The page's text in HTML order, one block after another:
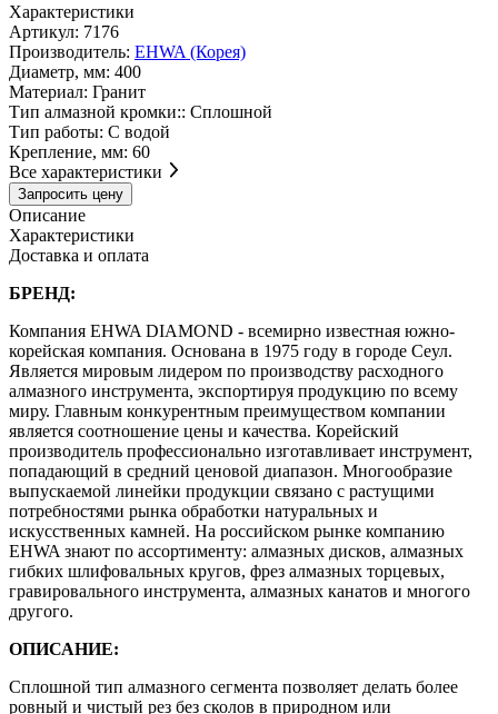
Характеристики
Артикул: 7176
Производитель: EHWA (Корея)
Диаметр, мм: 400
Материал: Гранит
Тип алмазной кромки:: Сплошной
Тип работы: С водой
Крепление, мм: 60
Все характеристики
Запросить цену
Описание
Характеристики
Доставка и оплата
БРЕНД:
Компания EHWA DIAMOND - всемирно известная южно-
корейская компания. Основана в 1975 году в городе Сеул.
Является мировым лидером по производству расходного
алмазного инструмента, экспортируя продукцию по всему
миру. Главным конкурентным преимуществом компании
является соотношение цены и качества. Корейский
производитель профессионально изготавливает инструмент,
попадающий в средний ценовой диапазон. Многообразие
выпускаемой линейки продукции связано с растущими
потребностями рынка обработки натуральных и
искусственных камней. На российском рынке компанию
EHWA знают по ассортименту: алмазных дисков, алмазных
гибких шлифовальных кругов, фрез алмазных торцевых,
гравировального инструмента, алмазных канатов и многого
другого.
ОПИСАНИЕ:
Сплошной тип алмазного сегмента позволяет делать более
ровный и чистый рез без сколов в природном или